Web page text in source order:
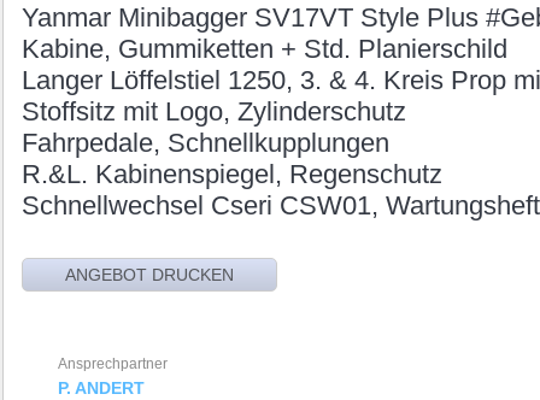
Yanmar Minibagger SV17VT Style Plus
Kabine, Gummiketten + Std. Planierschild
Langer Löffelstiel 1250, 3. & 4. Kreis Prop
Stoffsitz mit Logo, Zylinderschutz
Fahrpedale, Schnellkupplungen
R.&L. Kabinenspiegel, Regenschutz
Schnellwechsel Cseri CSW01, Wartungsheft
Ansprechpartner
P. ANDERT